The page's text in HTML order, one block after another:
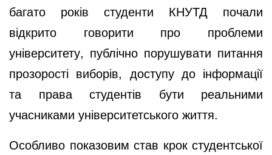
багато років студенти КНУТД почали
відкрито говорити про проблеми
університету, публічно порушувати питання
прозорості виборів, доступу до інформації
та права студентів бути реальними
учасниками університетського життя.
Особливо показовим став крок студентської